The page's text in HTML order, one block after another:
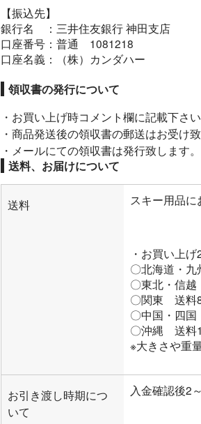
【振込先】
銀行名 ：三井住友銀行 神田支店
口座番号：普通 1081218
口座名義：（株）カンダハー
領収書の発行について
・お買い上げ時コメント欄に記載下さい
・商品発送後の領収書の郵送はお受け
・メールにての領収書は発行致します
送料、お届けについて
送料 スキー用品
・お買い上
〇北海道・
〇東北・信
〇関東 送料
〇中国・四
〇沖縄 送料
※大きさや重
お引き渡し時期につ
いて
入金確認後2